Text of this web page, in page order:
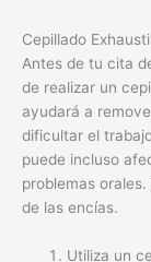
problemas
de las encías.
Utiliza un
Cepilla
No olvides
El hilo dental es